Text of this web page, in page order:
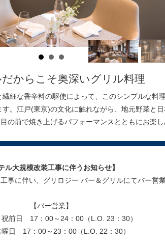
からこそ奥深いグリル料理
細な香辛料の駆使によって、このシンプルな料
。江戸(東京)の文化に触れながら、地元野菜と
の前で焼き上げるパフォーマンスとともにお楽
ル大規模改装工事に伴うお知らせ】
事に伴い、グリロジー バー＆グリルにてバー営
【バー営業】
前日 17：00～24：00（L.O. 23：30）
日 17：00～23：00（L.O. 22：30）